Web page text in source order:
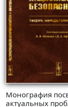
Монография
актуальных